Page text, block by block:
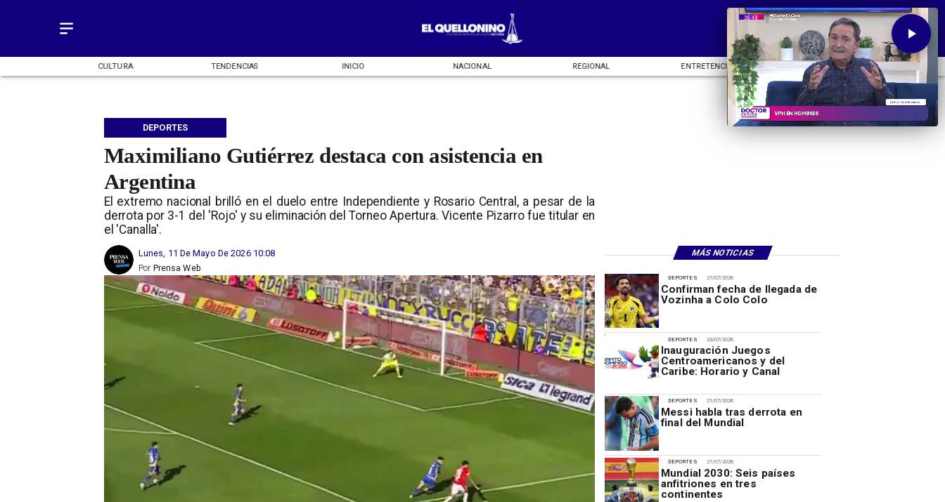
CULTURA TENDENCIAS INICIO NACIONAL REGIONAL ENTRETENCIÓN DEPORTES
Maximiliano Gutiérrez destaca con asistencia en
Argentina
El extremo nacional brilló en el duelo entre Independiente y Rosario Central, a pesar de la
derrota por 3-1 del 'Rojo' y su eliminación del Torneo Apertura. Vicente Pizarro fue titular en
el 'Canalla'.
DEPORTES
MÁS NOTICIAS
Lunes, 11 De Mayo De 2026 10:08
Prensa Web
Por
27/07/2026
Confirman fecha de llegada de
Vozinha a Colo Colo
DEPORTES
23/07/2026
Inauguración Juegos
Centroamericanos y del
Caribe: Horario y Canal
DEPORTES
21/07/2026
Messi habla tras derrota en
final del Mundial
DEPORTES
21/07/2026
Mundial 2030: Seis países
anfitriones en tres
continentes
DEPORTES